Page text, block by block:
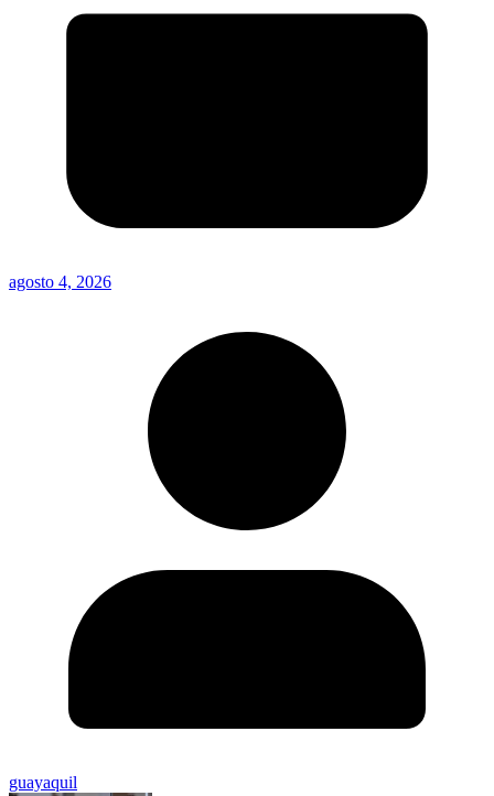
agosto 4, 2026
guayaquil